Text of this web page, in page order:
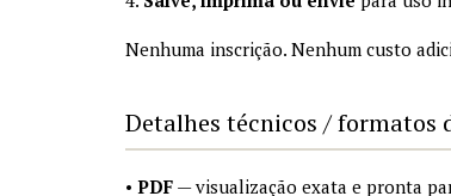
Nenhuma inscrição. Nenhum custo
Detalhes técnicos / formatos
• PDF — visualização exata e pronta